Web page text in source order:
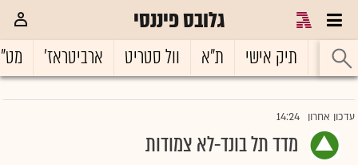
גלובס פיננסי
ראשי תיק אישי ת"א וול סטריט ארביטראז'
עדכון אחרון 14:24
מדד תל בונד-לא צמודות